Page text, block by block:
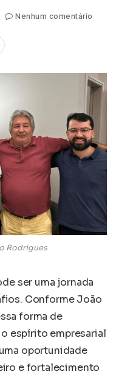
Nenhum comentário
Rodrigues
ser uma jornada
Conforme João
forma de
espírito empresarial
oportunidade
e fortalecimento